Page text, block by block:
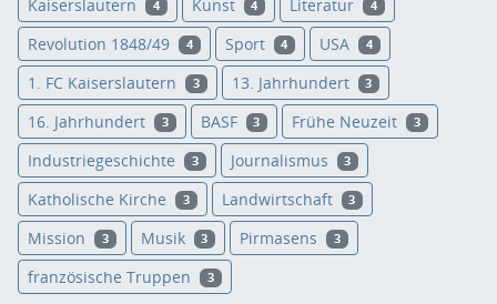
Kaiserslautern 4 Kunst 4 Literatur 4
Revolution 1848/49 4 Sport 4 USA 4
1. FC Kaiserslautern 3 13. Jahrhundert 3
16. Jahrhundert 3 BASF 3 Frühe Neuzeit 3
Industriegeschichte 3 Journalismus 3
Katholische Kirche 3 Landwirtschaft 3
Mission 3 Musik 3 Pirmasens 3
französische Truppen 3